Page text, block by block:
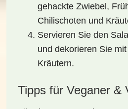
gehackte Zwiebel,
Chilischoten und
Servieren Sie den
und dekorieren Sie
Kräutern.
Tipps für Veganer &